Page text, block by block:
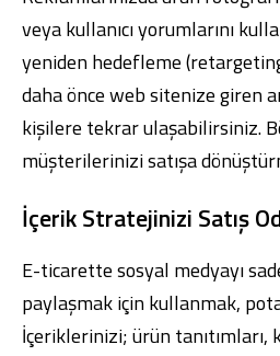
veya kullanıcı yorumlarını
yeniden hedefleme
daha önce web sitenize giren
kişilere tekrar ulaşabilirsiniz.
müşterilerinizi satışa
İçerik Stratejinizi Satış
E-ticarette sosyal medyayı
paylaşmak için kullanmak,
İçeriklerinizi; ürün tanıtımları,